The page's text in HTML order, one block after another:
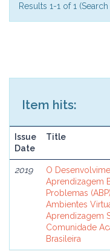
Results 1-1 of 1
Item hits:
Issue
Date
Title
2019
O
Aprendizagem
Problemas
Ambientes
Aprendizagem
Comunidade
Brasileira